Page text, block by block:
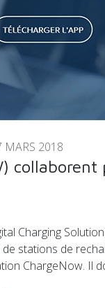
MARS 2018
Charging
stations de
ChargeNow. Il